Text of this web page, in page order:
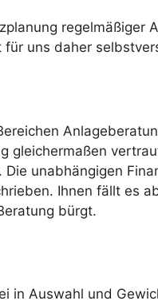
uns daher
gleichermaßen
unabhängigen
Ihnen fällt es
bürgt.
in Auswahl und